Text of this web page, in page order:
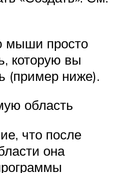
мыши просто
которую вы
(пример ниже).
область
что после
она